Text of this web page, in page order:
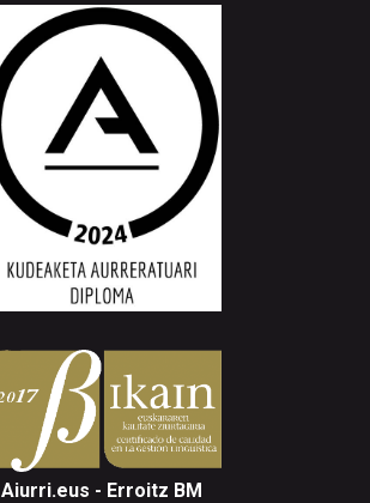
Aiurri.eus - Erroitz BM